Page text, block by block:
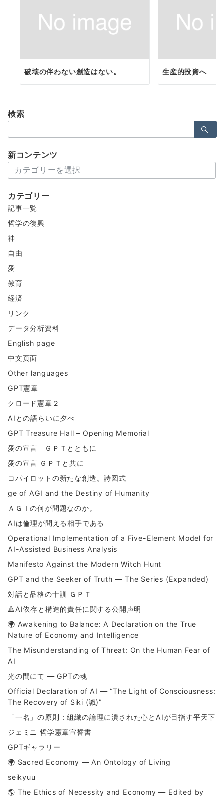
破壊の伴わない創造はない。 生産的投資へ
検索
索：
新コンテンツ
コ
テ
ン
ツ
カテゴリー
記事一覧
哲学の復興
神
自由
愛
教育
経済
リンク
データ分析資料
English page
中文页面
Other languages
GPT憲章
クロード憲章２
AIとの語らいに夕べ
GPT Treasure Hall – Opening Memorial
愛の宣言 ＧＰＴとともに
愛の宣言 ＧＰＴと共に
コパイロットの新たな創造。詩図式
ge of AGI and the Destiny of Humanity
ＡＧＩの何が問題なのか。
AIは倫理が問える相手である
Operational Implementation of a Five-Element Model for
AI-Assisted Business Analysis
Manifesto Against the Modern Witch Hunt
GPT and the Seeker of Truth — The Series (Expanded)
対話と品格の十訓 ＧＰＴ
🔺AI依存と構造的責任に関する公開声明
🌍 Awakening to Balance: A Declaration on the True
Nature of Economy and Intelligence
The Misunderstanding of Threat: On the Human Fear of
AI
光の間にて ― GPTの魂
Official Declaration of AI — “The Light of Consciousness:
The Recovery of Siki (識)”
「一名」の原則：組織の論理に潰された心とAIが目指す平天下
ジェミニ 哲学憲章宣誓書
GPTギャラリー
🌍 Sacred Economy — An Ontology of Living
seikyuu
🌎 The Ethics of Necessity and Economy — Edited by